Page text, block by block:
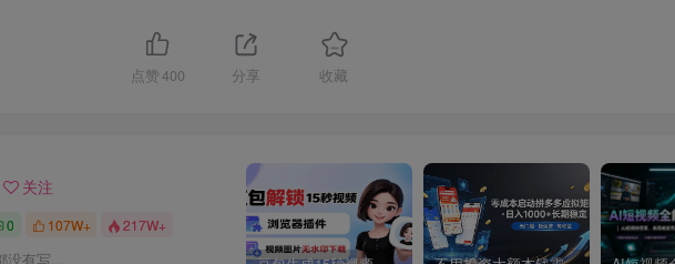
点赞 400 分享 收藏
关注
0 107W+ 217W+
没有写...